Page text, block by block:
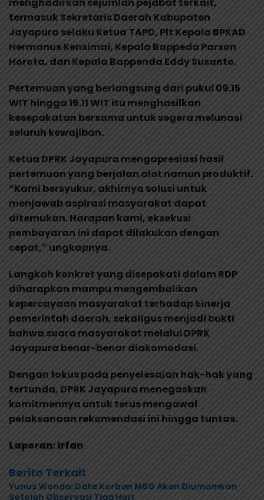
menghadirkan sejumlah pejabat terkait,
termasuk Sekretaris Daerah Kabupaten
Jayapura selaku Ketua TAPD, Plt Kepala BPKAD
Hermanus Kensimai, Kepala Bappeda Parson
Horota, dan Kepala Bappenda Eddy Susanto.
Pertemuan yang berlangsung dari pukul 09.15
WIT hingga 16.11 WIT itu menghasilkan
kesepakatan bersama untuk segera melunasi
seluruh kewajiban.
Ketua DPRK Jayapura mengapresiasi hasil
pertemuan yang berjalan alot namun produktif.
“Kami bersyukur, akhirnya solusi untuk
menjawab aspirasi masyarakat dapat
ditemukan. Harapan kami, eksekusi
pembayaran ini dapat dilakukan dengan
cepat,” ungkapnya.
Langkah konkret yang disepakati dalam RDP
diharapkan mampu mengembalikan
kepercayaan masyarakat terhadap kinerja
pemerintah daerah, sekaligus menjadi bukti
bahwa suara masyarakat melalui DPRK
Jayapura benar-benar diakomodasi.
Dengan fokus pada penyelesaian hak-hak yang
tertunda, DPRK Jayapura menegaskan
komitmennya untuk terus mengawal
pelaksanaan rekomendasi ini hingga tuntas.
Laporan: Irfan
Berita Terkait
Yunus Wonda: Data Korban MBG Akan Diumumkan
Setelah Observasi Tiga Hari